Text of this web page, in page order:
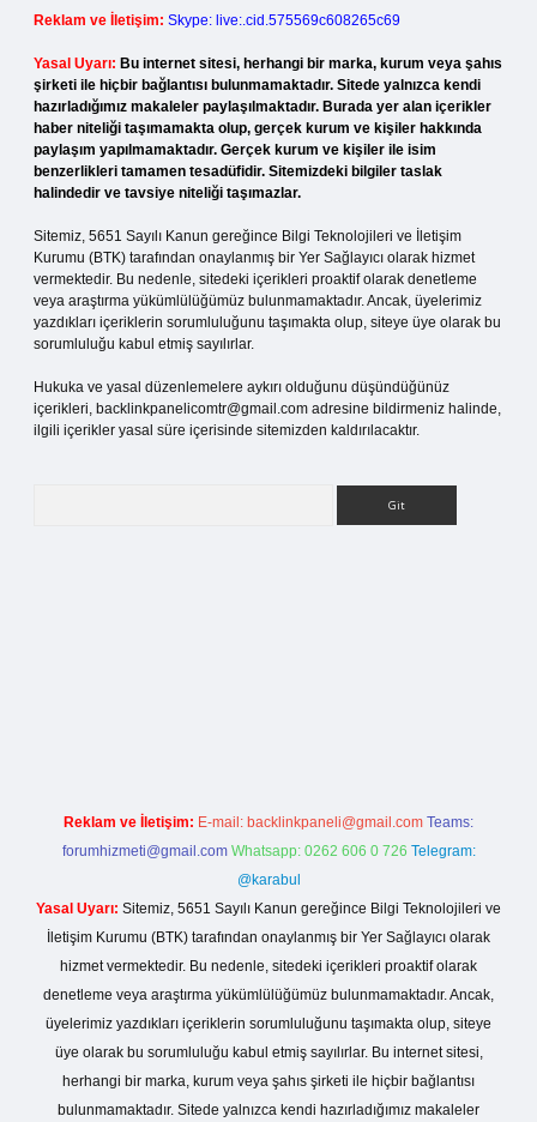
Reklam ve İletişim: Skype: live:.cid.575569c608265c69
Yasal Uyarı: Bu internet sitesi, herhangi bir marka, kurum veya şahıs
şirketi ile hiçbir bağlantısı bulunmamaktadır. Sitede yalnızca kendi
hazırladığımız makaleler paylaşılmaktadır. Burada yer alan içerikler
haber niteliği taşımamakta olup, gerçek kurum ve kişiler hakkında
paylaşım yapılmamaktadır. Gerçek kurum ve kişiler ile isim
benzerlikleri tamamen tesadüfidir. Sitemizdeki bilgiler taslak
halindedir ve tavsiye niteliği taşımazlar.
Sitemiz, 5651 Sayılı Kanun gereğince Bilgi Teknolojileri ve İletişim
Kurumu (BTK) tarafından onaylanmış bir Yer Sağlayıcı olarak hizmet
vermektedir. Bu nedenle, sitedeki içerikleri proaktif olarak denetleme
veya araştırma yükümlülüğümüz bulunmamaktadır. Ancak, üyelerimiz
yazdıkları içeriklerin sorumluluğunu taşımakta olup, siteye üye olarak bu
sorumluluğu kabul etmiş sayılırlar.
Hukuka ve yasal düzenlemelere aykırı olduğunu düşündüğünüz
içerikleri, backlinkpanelicomtr@gmail.com adresine bildirmeniz halinde,
ilgili içerikler yasal süre içerisinde sitemizden kaldırılacaktır.
Reklam ve İletişim: E-mail: backlinkpaneli@gmail.com Teams:
forumhizmeti@gmail.com Whatsapp: 0262 606 0 726 Telegram:
@karabul
Yasal Uyarı: Sitemiz, 5651 Sayılı Kanun gereğince Bilgi Teknolojileri ve
İletişim Kurumu (BTK) tarafından onaylanmış bir Yer Sağlayıcı olarak
hizmet vermektedir. Bu nedenle, sitedeki içerikleri proaktif olarak
denetleme veya araştırma yükümlülüğümüz bulunmamaktadır. Ancak,
üyelerimiz yazdıkları içeriklerin sorumluluğunu taşımakta olup, siteye
üye olarak bu sorumluluğu kabul etmiş sayılırlar. Bu internet sitesi,
herhangi bir marka, kurum veya şahıs şirketi ile hiçbir bağlantısı
bulunmamaktadır. Sitede yalnızca kendi hazırladığımız makaleler